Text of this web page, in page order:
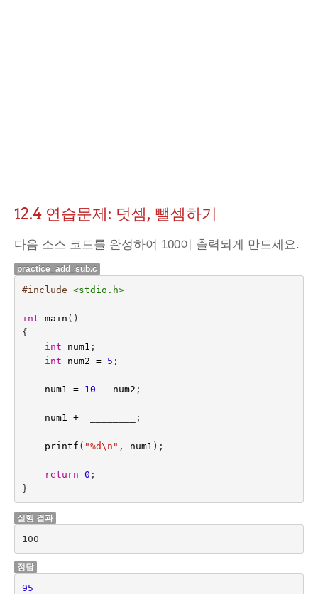
12.4 연습문제: 덧셈, 뺄셈하기
다음 소스 코드를 완성하여 100이 출력되게 만드세요.
practice_add_sub.c
#include <stdio.h>
int main ()
{
int
num1 ;
int
num2 = 5 ;
num1 = 10 - num2 ;
num1 += ________ ;
printf ( "%d\n " , num1 );
return 0 ;
}
실행 결과
100
정답
95